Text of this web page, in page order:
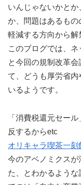
いんじゃないかと
か、問題はあるも
軽減する方向から解
このブログでは、
と今回の規制改革
て、どうも厚労省
いるようです。
「消費税還元セー
反するからetc
オリキャラ喫茶一刻
今のアベノミクス
た、とわかるよう